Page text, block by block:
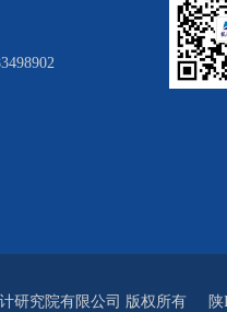
研究院有限公司 版权所有